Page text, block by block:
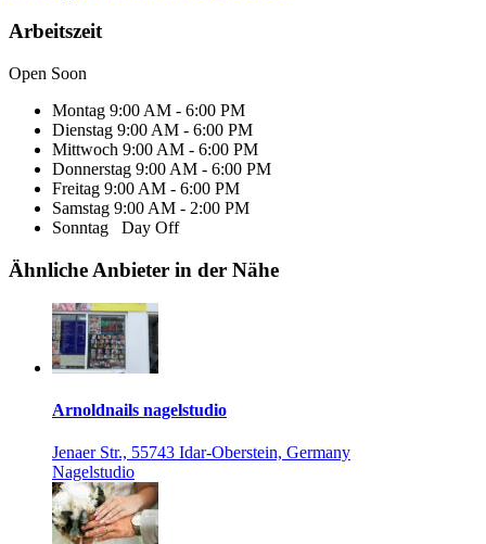
Arbeitszeit
Open Soon
Montag 9:00 AM - 6:00 PM
Dienstag 9:00 AM - 6:00 PM
Mittwoch 9:00 AM - 6:00 PM
Donnerstag 9:00 AM - 6:00 PM
Freitag 9:00 AM - 6:00 PM
Samstag 9:00 AM - 2:00 PM
Sonntag Day Off
Ähnliche Anbieter in der Nähe
Arnoldnails nagelstudio
Jenaer Str., 55743 Idar-Oberstein, Germany
Nagelstudio